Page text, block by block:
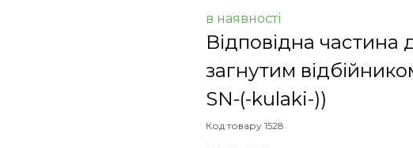
в наявності
Відповідна частина
загнутим
SN-(-kulaki-))
Код товару 1528